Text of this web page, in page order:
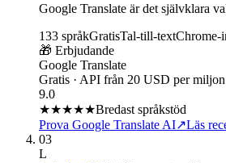
Google Translate är det självklara
133 språkGratisTal-till-textChrome-
🎁 Erbjudande
Google Translate
Gratis · API från 20 USD per
9.0
★★★★★Bredast språkstöd
Prova Google Translate AI↗Läs
03
L